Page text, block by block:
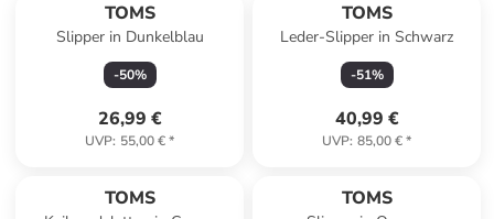
TOMS
Slipper in Dunkelblau
-50%
26,99 €
UVP: 55,00 €*
TOMS
Leder-Slipper in Schwarz
-51%
40,99 €
UVP: 85,00 €*
TOMS TOMS